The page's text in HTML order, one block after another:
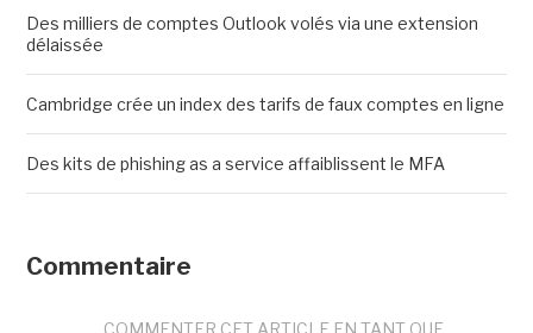
Des milliers de comptes Outlook volés via une extension
délaissée
Cambridge crée un index des tarifs de faux comptes en ligne
Des kits de phishing as a service affaiblissent le MFA
Commentaire